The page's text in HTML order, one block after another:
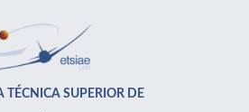
TÉCNICA SUPERIOR DE